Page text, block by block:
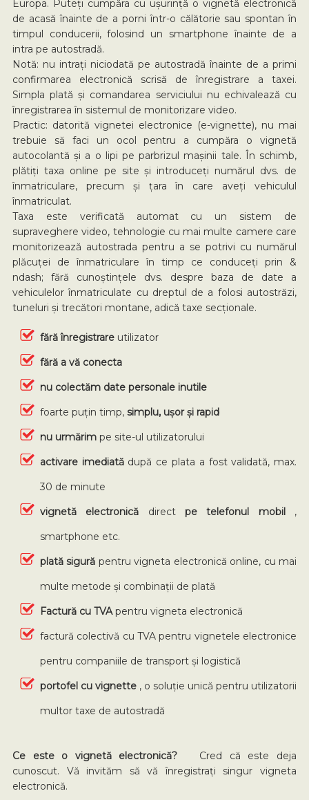
Europa. Puteți cumpăra cu ușurință o vignetă electronică
de acasă înainte de a porni într-o călătorie sau spontan în
timpul conducerii, folosind un smartphone înainte de a
intra pe autostradă.
Notă: nu intrați niciodată pe autostradă înainte de a primi
confirmarea electronică scrisă de înregistrare a taxei.
Simpla plată și comandarea serviciului nu echivalează cu
înregistrarea în sistemul de monitorizare video.
Practic: datorită vignetei electronice (e-vignette), nu mai
trebuie să faci un ocol pentru a cumpăra o vignetă
autocolantă și a o lipi pe parbrizul mașinii tale. În schimb,
plătiți taxa online pe site și introduceți numărul dvs. de
înmatriculare, precum și țara în care aveți vehiculul
înmatriculat.
Taxa este verificată automat cu un sistem de
supraveghere video, tehnologie cu mai multe camere care
monitorizează autostrada pentru a se potrivi cu numărul
plăcuței de înmatriculare în timp ce conduceți prin &
ndash; fără cunoștințele dvs. despre baza de date a
vehiculelor înmatriculate cu dreptul de a folosi autostrăzi,
tuneluri și trecători montane, adică taxe secționale.
fără înregistrare utilizator
fără a vă conecta
nu colectăm date personale inutile
foarte puțin timp, simplu, ușor și rapid
nu urmărim pe site-ul utilizatorului
activare imediată după ce plata a fost validată, max.
30 de minute
vignetă electronică direct pe telefonul mobil ,
smartphone etc.
plată sigură pentru vigneta electronică online, cu mai
multe metode și combinații de plată
Factură cu TVApentru vigneta electronică
factură colectivă cu TVA pentru vignetele electronice
pentru companiile de transport și logistică
portofel cu vignette , o soluție unică pentru utilizatorii
multor taxe de autostradă
Ce este o vignetă electronică?
Cred că este deja
cunoscut. Vă invităm să vă înregistrați singur vigneta
electronică.